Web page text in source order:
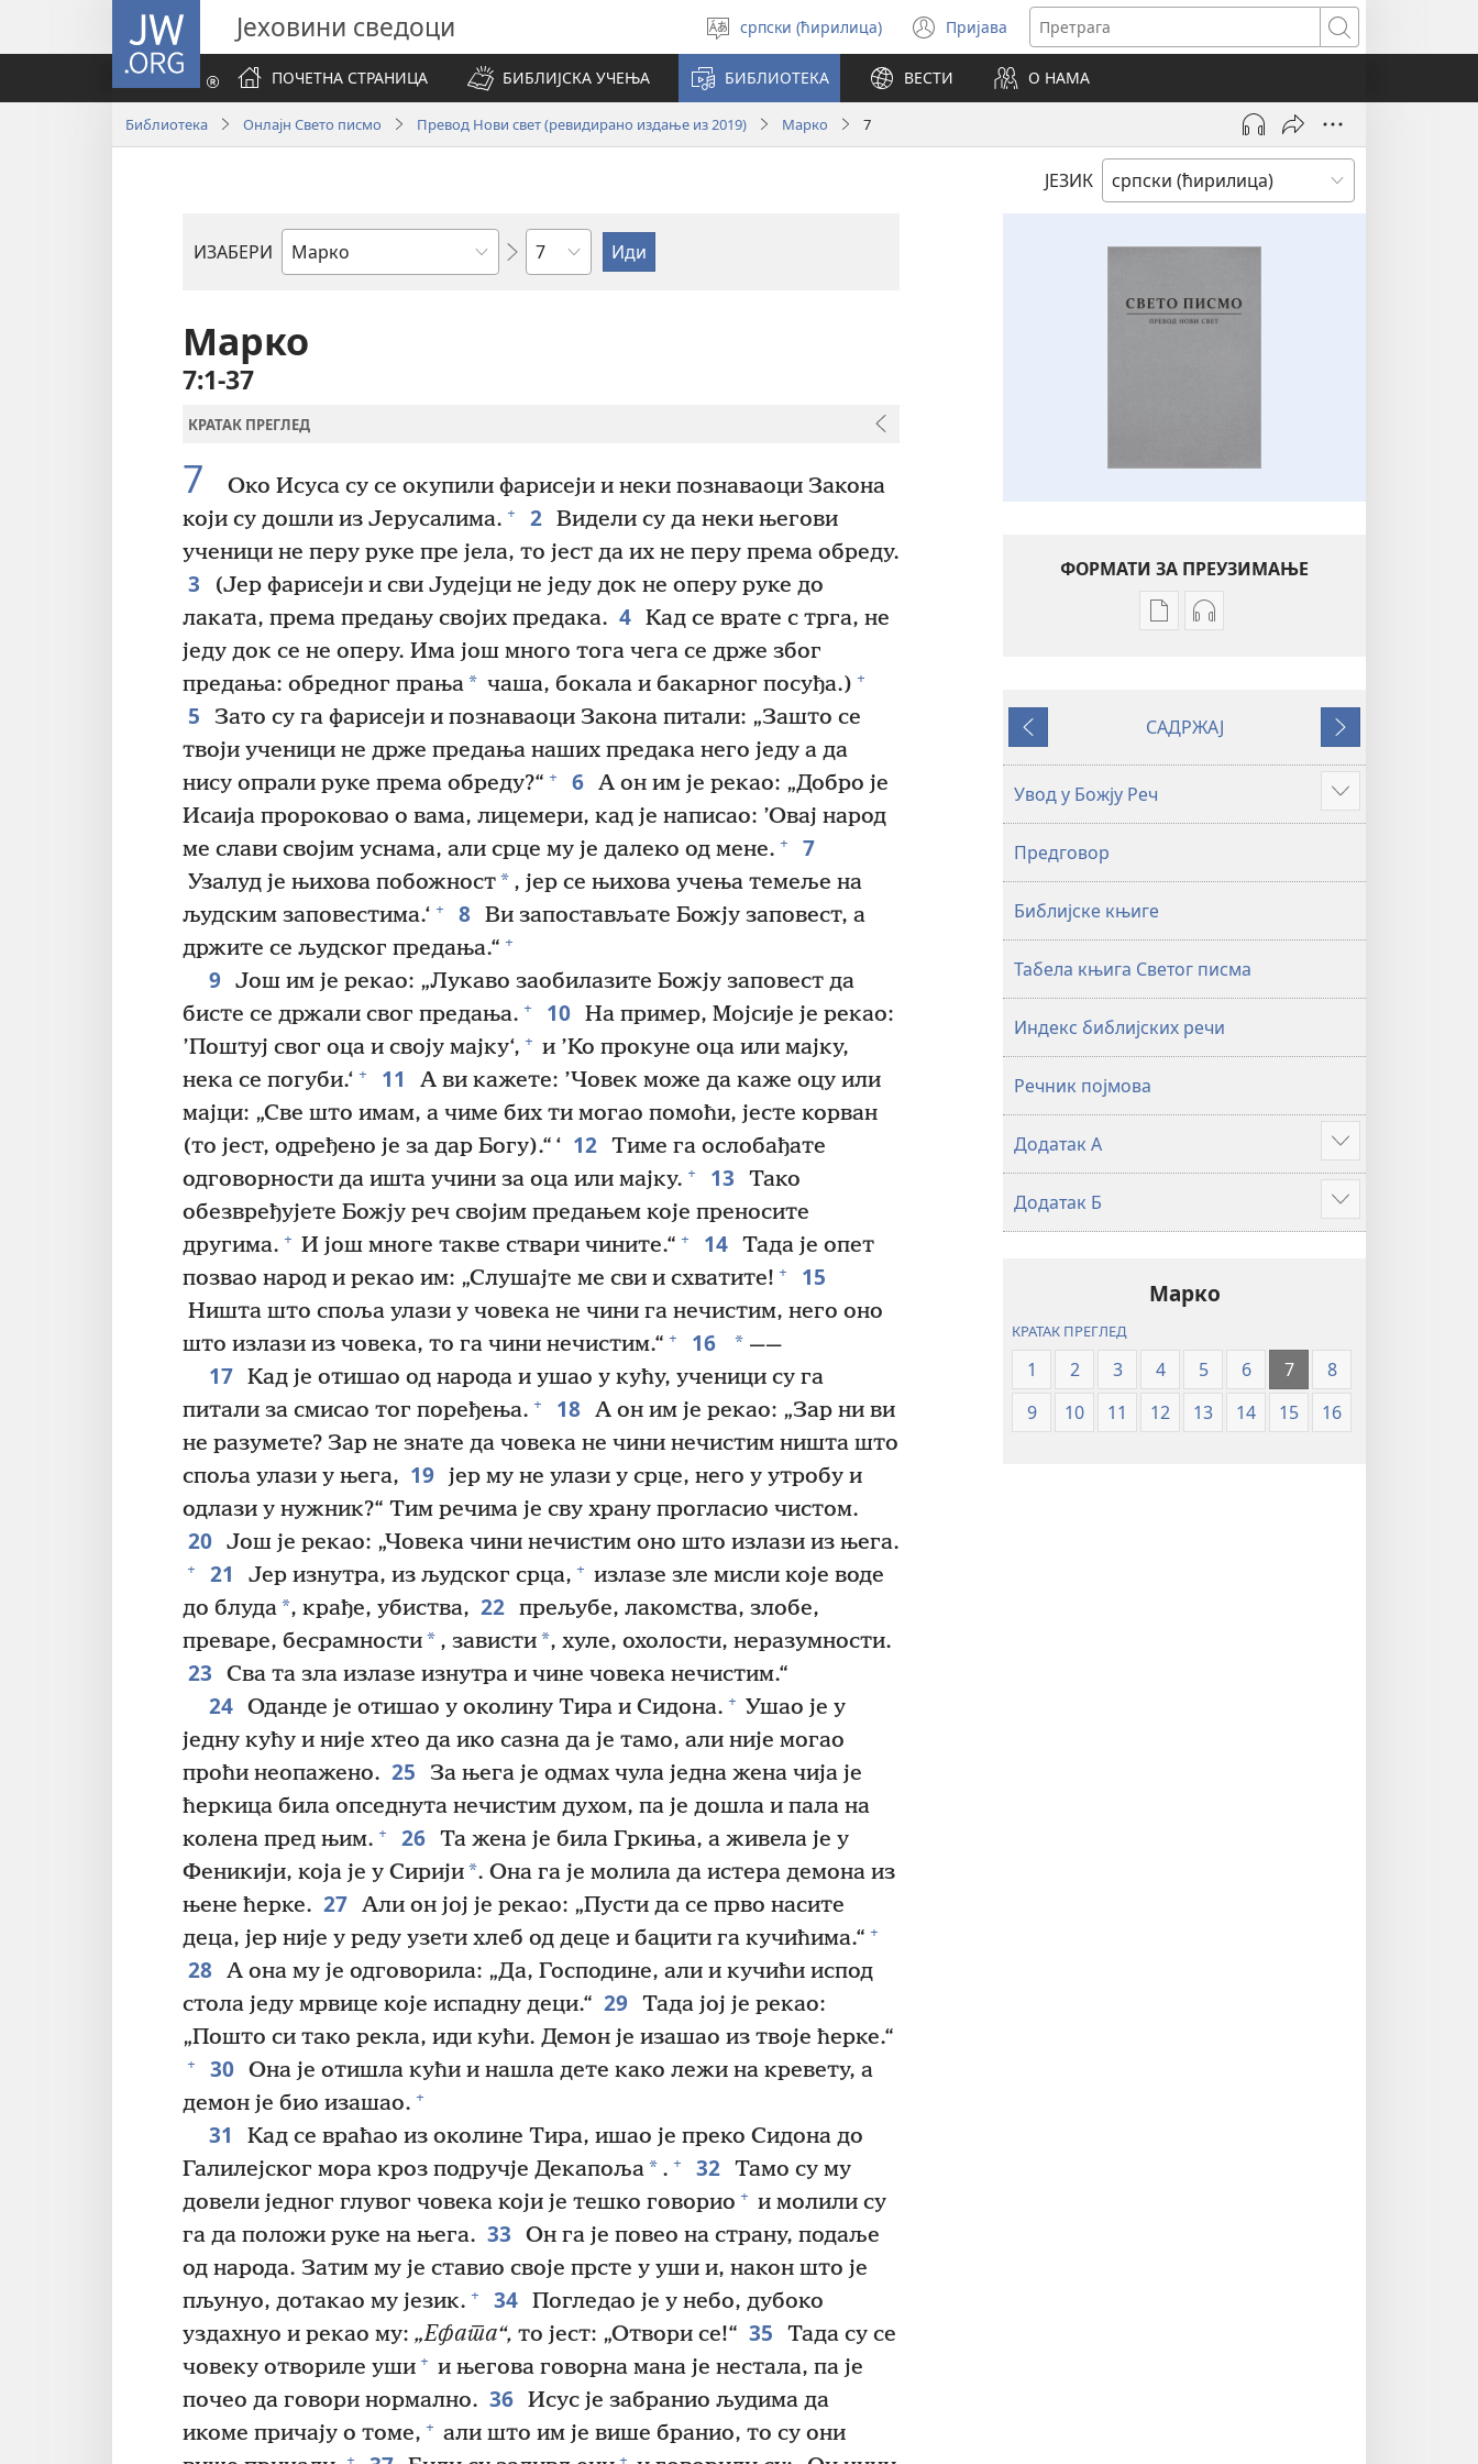
JW.ORG Јеховини сведоци
Изабери
језик
српски (ћирилица) Пријава
(отвара
нови
прозор)
Претрага
ПОЧЕТНА СТРАНИЦА
БИБЛИЈСКА УЧЕЊА БИБЛИОТЕКА ВЕСТИ О НАМА
Библиотека Онлајн Свето писмо Превод Нови свет (ревидирано издање из 2019) Марко 7
ЈЕЗИК
ИЗАБЕРИ
Библијска
Поглавље
Марко
7:1-37
КРАТАК ПРЕГЛЕД
7
Око Исуса су се окупили фарисеји и неки познаваоци Закона
који су дошли из Јерусалима. + 2 Видели су да неки његови
ученици не перу руке пре јела, то јест да их не перу према обреду.
3
(Јер фарисеји и сви Јудејци не једу док не оперу руке до
лаката, према предању својих предака. 4 Кад се врате с трга, не
једу док се не оперу. Има још много тога чега се држе због
предања: обредног прања* чаша, бокала и бакарног посуђа.) +
5
Зато су га фарисеји и познаваоци Закона питали: „Зашто се
твоји ученици не држе предања наших предака него једу а да
нису опрали руке према обреду?“ + 6 А он им је рекао: „Добро је
Исаија пророковао о вама, лицемери, кад је написао: ’Овај народ
ме слави својим уснама, али срце му је далеко од мене. + 7
Узалуд је њихова побожност* , јер се њихова учења темеље на
људским заповестима.‘ + 8 Ви запостављате Божју заповест, а
држите се људског предања.“ +
9 Још им је рекао: „Лукаво заобилазите Божју заповест да
бисте се држали свог предања. + 10 На пример, Мојсије је рекао:
’Поштуј свог оца и своју мајку‘, + и ’Ко прокуне оца или мајку,
нека се погуби.‘ + 11
А ви кажете: ’Човек може да каже оцу или
мајци: „Све што имам, а чиме бих ти могао помоћи, јесте корван
(то јест, одређено је за дар Богу).“ ‘ 12 Тиме га ослобађате
одговорности да ишта учини за оца или мајку. + 13
Тако
обезвређујете Божју реч својим предањем које преносите
другима. + И још многе такве ствари чините.“ + 14 Тада је опет
позвао народ и рекао им: „Слушајте ме сви и схватите! + 15
Ништа што споља улази у човека не чини га нечистим, него оно
што излази из човека, то га чини нечистим.“ + 16 *——
17 Кад је отишао од народа и ушао у кућу, ученици су га
питали за смисао тог поређења. + 18 А он им је рекао: „Зар ни ви
не разумете? Зар не знате да човека не чини нечистим ништа што
споља улази у њега, 19 јер му не улази у срце, него у утробу и
одлази у нужник?“ Тим речима је сву храну прогласио чистом.
20 Још је рекао: „Човека чини нечистим оно што излази из њега.
+ 21 Јер изнутра, из људског срца, + излазе зле мисли које воде
до блуда*, крађе, убиства, 22 прељубе, лакомства, злобе,
преваре, бесрамности* , зависти*, хуле, охолости, неразумности.
23 Сва та зла излазе изнутра и чине човека нечистим.“
24 Оданде је отишао у околину Тира и Сидона. + Ушао је у
једну кућу и није хтео да ико сазна да је тамо, али није могао
проћи неопажено. 25
За њега је одмах чула једна жена чија је
ћеркица била опседнута нечистим духом, па је дошла и пала на
колена пред њим. + 26 Та жена је била Гркиња, а живела је у
Феникији, која је у Сирији*. Она га је молила да истера демона из
њене ћерке. 27 Али он јој је рекао: „Пусти да се прво насите
деца, јер није у реду узети хлеб од деце и бацити га кучићима.“ +
28 А она му је одговорила: „Да, Господине, али и кучићи испод
стола једу мрвице које испадну деци.“ 29 Тада јој је рекао:
„Пошто си тако рекла, иди кући. Демон је изашао из твоје ћерке.“
+ 30 Она је отишла кући и нашла дете како лежи на кревету, а
демон је био изашао. +
31
Кад се враћао из околине Тира, ишао је преко Сидона до
Галилејског мора кроз подручје Декапоља* . + 32 Тамо су му
довели једног глувог човека који је тешко говорио + и молили су
га да положи руке на њега. 33
Он га је повео на страну, подаље
од народа. Затим му је ставио своје прсте у уши и, након што је
пљунуо, дотакао му језик. + 34 Погледао је у небо, дубоко
уздахнуо и рекао му: „Ефата“, то јест: „Отвори се!“ 35
Тада су се
човеку отвориле уши + и његова говорна мана је нестала, па је
почео да говори нормално. 36 Исус је забранио људима да
икоме причају о томе, + али што им је више бранио, то су они
+ +
ФОРМАТИ ЗА ПРЕУЗИМАЊЕ
Формати
публикација
свет
издање
из
2019)
Формати
садржаја
свет
издање
из
2019)
Претходно
САДРЖАЈ
Следеће
Увод у Божју Реч Више
Предговор
Библијске књиге
Табела књига Светог писма
Индекс библијских речи
Речник појмова
Додатак А Више
Додатак Б Више
Марко
КРАТАК ПРЕГЛЕД
1 2 3 4 5 6 7
8
9
10 11 12 13 14 15 16